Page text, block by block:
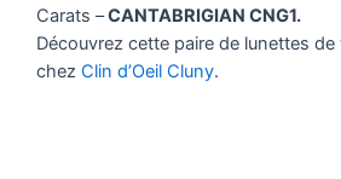
Carats –CANTABRIGIAN CNG1.
Découvrez cette paire de lunettes
chez Clin d’Oeil Cluny.